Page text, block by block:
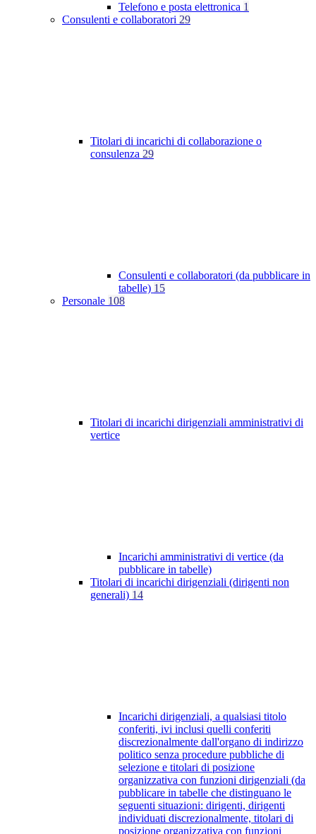
Telefono e posta elettronica 1
Consulenti e collaboratori 29
Titolari di incarichi di collaborazione o
consulenza 29
Consulenti e collaboratori (da pubblicare in
tabelle) 15
Personale 108
Titolari di incarichi dirigenziali amministrativi di
vertice
Incarichi amministrativi di vertice (da
pubblicare in tabelle)
Titolari di incarichi dirigenziali (dirigenti non
generali) 14
Incarichi dirigenziali, a qualsiasi titolo
conferiti, ivi inclusi quelli conferiti
discrezionalmente dall'organo di indirizzo
politico senza procedure pubbliche di
selezione e titolari di posizione
organizzativa con funzioni dirigenziali (da
pubblicare in tabelle che distinguano le
seguenti situazioni: dirigenti, dirigenti
individuati discrezionalmente, titolari di
posizione organizzativa con funzioni